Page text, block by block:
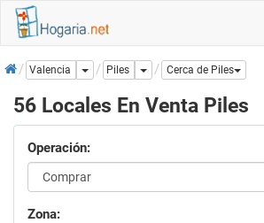
InicioValencia Dropdown
Piles Dropdown
Cerca de Piles
56 Locales En Venta Piles
Operación:
Zona: